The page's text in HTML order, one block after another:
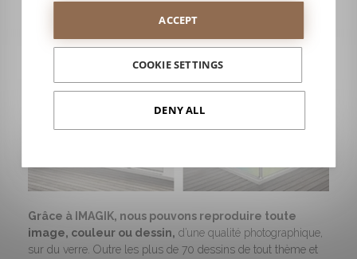
Grâce à IMAGIK, nous pouvons reproduire toute
image, couleur ou dessin, d’une qualité photographique,
sur du verre. Outre les plus de 70 dessins de tout thème et
ACCEPT
COOKIE SETTINGS
DENY ALL